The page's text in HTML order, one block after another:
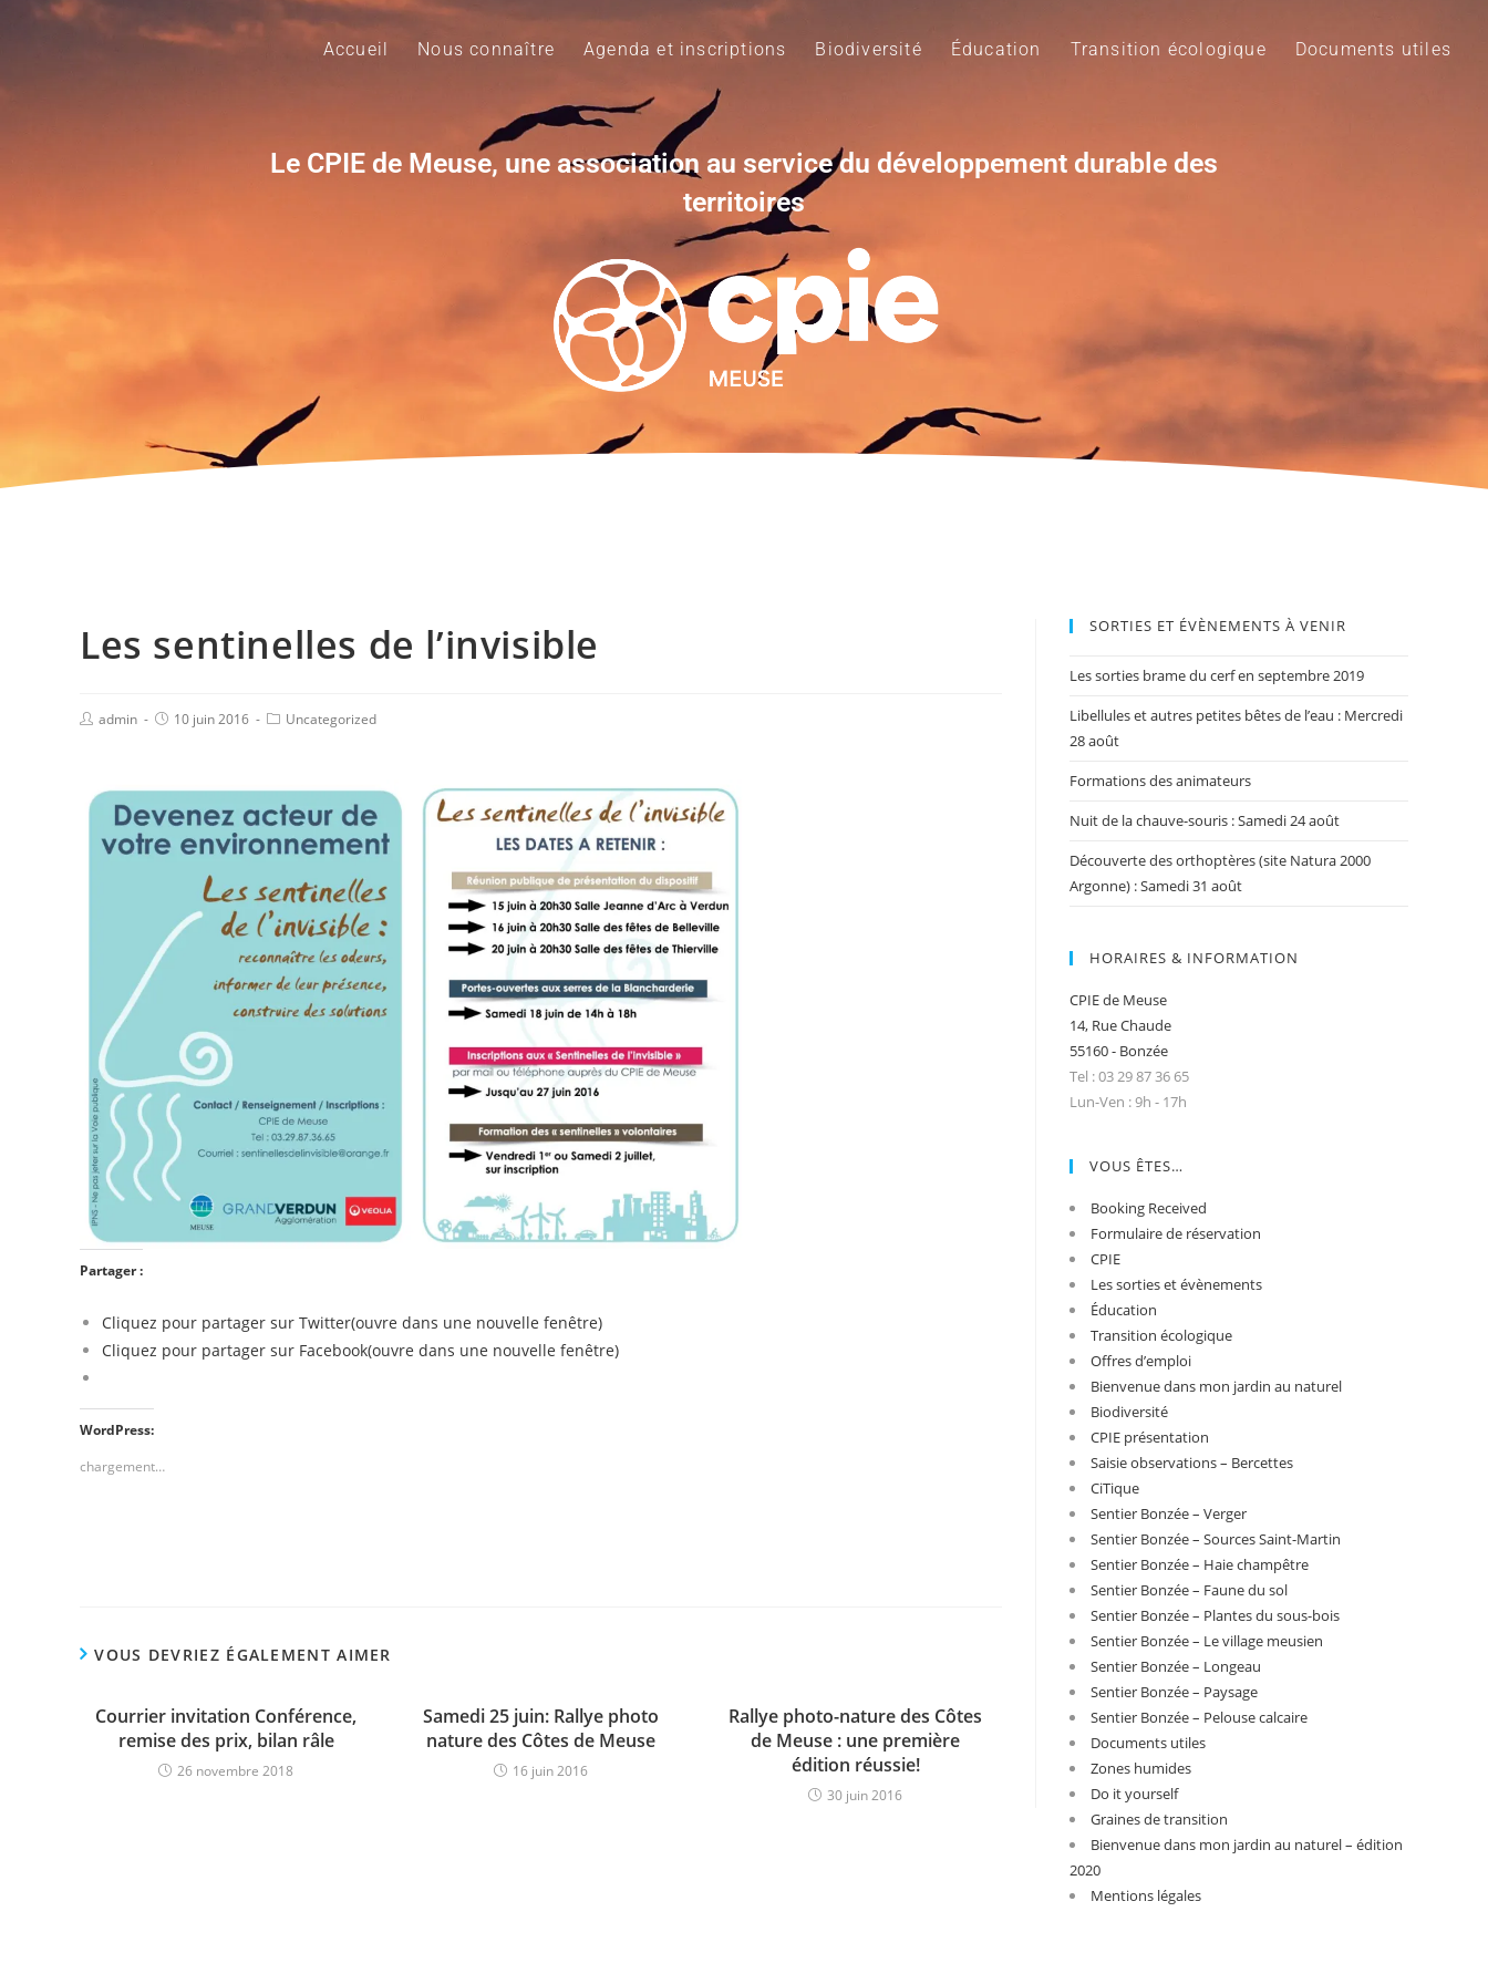
Accueil Nous connaître Agenda et inscriptions Biodiversité Éducation Transition écologique Documents utiles
Le CPIE de Meuse, une association au service du développement durable des
territoires
Les sentinelles de l’invisible
admin 10 juin 2016 Uncategorized
Partager :
Cliquez pour partager sur Twitter(ouvre dans une nouvelle fenêtre)
Cliquez pour partager sur Facebook(ouvre dans une nouvelle fenêtre)
WordPress:
chargement…
VOUS DEVRIEZ ÉGALEMENT AIMER
Courrier invitation Conférence,
remise des prix, bilan râle
26 novembre 2018
Samedi 25 juin: Rallye photo
nature des Côtes de Meuse
16 juin 2016
Rallye photo-nature des Côtes
de Meuse : une première
édition réussie!
30 juin 2016
SORTIES ET ÉVÈNEMENTS À VENIR
Les sorties brame du cerf en septembre 2019
Libellules et autres petites bêtes de l’eau : Mercredi
28 août
Formations des animateurs
Nuit de la chauve-souris : Samedi 24 août
Découverte des orthoptères (site Natura 2000
Argonne) : Samedi 31 août
HORAIRES & INFORMATION
CPIE de Meuse
14, Rue Chaude
55160 - Bonzée
Tel : 03 29 87 36 65
Lun-Ven : 9h - 17h
VOUS ÊTES…
Booking Received
Formulaire de réservation
CPIE
Les sorties et évènements
Éducation
Transition écologique
Offres d’emploi
Bienvenue dans mon jardin au naturel
Biodiversité
CPIE présentation
Saisie observations – Bercettes
CiTique
Sentier Bonzée – Verger
Sentier Bonzée – Sources Saint-Martin
Sentier Bonzée – Haie champêtre
Sentier Bonzée – Faune du sol
Sentier Bonzée – Plantes du sous-bois
Sentier Bonzée – Le village meusien
Sentier Bonzée – Longeau
Sentier Bonzée – Paysage
Sentier Bonzée – Pelouse calcaire
Documents utiles
Zones humides
Do it yourself
Graines de transition
Bienvenue dans mon jardin au naturel – édition
2020
Mentions légales